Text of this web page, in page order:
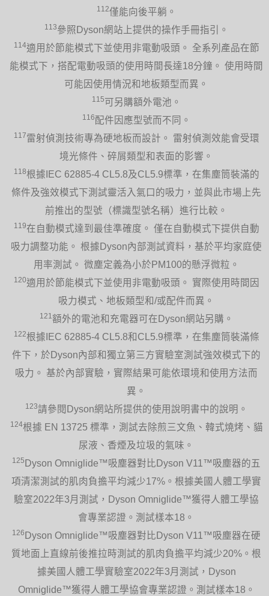
112僅能向後平躺。
113參照Dyson網站上提供的操作手冊指引。
114適用於節能模式下並使用非電動吸頭。 全系列產品在節
能模式下，搭配電動吸頭的使用時間長達18分鐘。 使用時間
可能因使用情況和地板類型而異。
115可另購額外電池。
116配件因應型號而不同。
117雷射偵測技術專為硬地板而設計。 雷射偵測效能會受環
境光條件、碎屑類型和表面的影響。
118根據IEC 62885-4 CL5.8及CL5.9標準，在集塵筒裝滿的
條件及強效模式下測試靈活入氣口的吸力，並與此市場上先
前推出的型號（標識型號名稱）進行比較。
119在自動模式達到最佳準確度。 僅在自動模式下提供自動
吸力調整功能。 根據Dyson內部測試資料，基於平均家庭使
用率測試。 微塵定義為小於PM100的懸浮微粒。
120適用於節能模式下並使用非電動吸頭。 實際使用時間因
吸力模式、地板類型和/或配件而異。
121 額外的電池和充電器可在Dyson網站另購。
122根據IEC 62885-4 CL5.8和CL5.9標準，在集塵筒裝滿條
件下，於Dyson內部和獨立第三方實驗室測試強效模式下的
吸力。 基於內部實驗，實際結果可能依環境和使用方法而
異。
123請參閱Dyson網站所提供的使用說明書中的說明。
124根據 EN 13725 標準，測試去除煎三文魚、韓式燒烤、貓
尿液、香煙及垃圾的氣味。
125 Dyson Omniglide™吸塵器對比Dyson V11™吸塵器的五
項清潔測試的肌肉負擔平均減少17%。根據美國人體工學實
驗室2022年3月測試，Dyson Omniglide™獲得人體工學協
會專業認證。測試樣本18。
126 Dyson Omniglide™吸塵器對比Dyson V11™吸塵器在硬
質地面上直線前後推拉時測試的肌肉負擔平均減少20%。根
據美國人體工學實驗室2022年3月測試，Dyson
Omniglide™獲得人體工學協會專業認證。測試樣本18。